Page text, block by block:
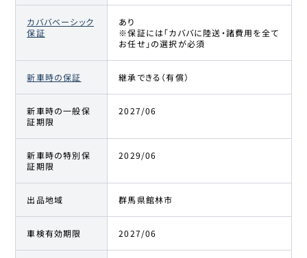
カババベーシック
保証
あり
※保証には「カババに陸送・諸費用を全て
お任せ」の選択が必須
新車時の保証 継承できる（有償）
新車時の一般保
証期限
2027/06
新車時の特別保
証期限
2029/06
出品地域 群馬県館林市
車検有効期限 2027/06